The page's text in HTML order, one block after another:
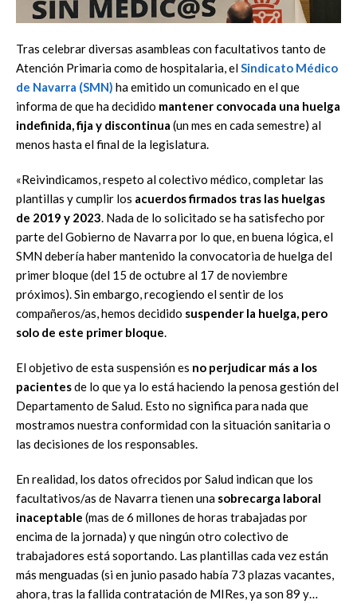
Tras celebrar diversas asambleas con facultativos tanto de
Atención Primaria como de hospitalaria, elSindicato Médico
de Navarra (SMN) ha emitido un comunicado en el que
informa de que ha decidido mantener convocada una huelga
indefinida, fija y discontinua (un mes en cada semestre) al
menos hasta el final de la legislatura.
«Reivindicamos, respeto al colectivo médico, completar las
plantillas y cumplir los acuerdos firmados tras las huelgas
de 2019 y 2023. Nada de lo solicitado se ha satisfecho por
parte del Gobierno de Navarra por lo que, en buena lógica, el
SMN debería haber mantenido la convocatoria de huelga del
primer bloque (del 15 de octubre al 17 de noviembre
próximos). Sin embargo, recogiendo el sentir de los
compañeros/as, hemos decidido suspender la huelga, pero
solo de este primer bloque.
El objetivo de esta suspensión es no perjudicar más a los
pacientesde lo que ya lo está haciendo la penosa gestión del
Departamento de Salud. Esto no significa para nada que
mostramos nuestra conformidad con la situación sanitaria o
las decisiones de los responsables.
En realidad, los datos ofrecidos por Salud indican que los
facultativos/as de Navarra tienen una sobrecarga laboral
inaceptable (mas de 6 millones de horas trabajadas por
encima de la jornada) y que ningún otro colectivo de
trabajadores está soportando. Las plantillas cada vez están
más menguadas (si en junio pasado había 73 plazas vacantes,
ahora, tras la fallida contratación de MIRes, ya son 89 y…